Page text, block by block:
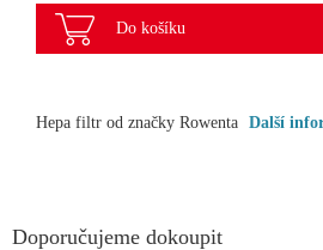
Do košíku
Hepa filtr od značky Rowenta Další
Doporučujeme dokoupit